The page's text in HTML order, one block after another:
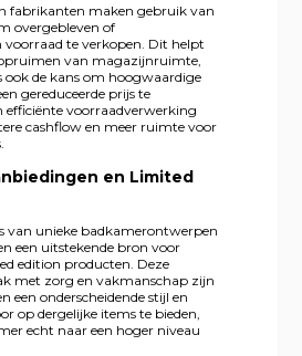
fabrikanten maken gebruik van
overgebleven of
voorraad te verkopen. Dit helpt
van magazijnruimte,
ook de kans om hoogwaardige
gereduceerde prijs te
efficiënte voorraadverwerking
cashflow en meer ruimte voor
en Limited
van unieke badkamerontwerpen
een uitstekende bron voor
edition producten. Deze
met zorg en vakmanschap zijn
een onderscheidende stijl en
op dergelijke items te bieden,
echt naar een hoger niveau